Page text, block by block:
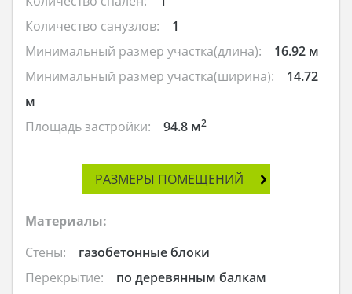
Количество санузлов:
1
Минимальный размер участка(длина):
16.92 м
Минимальный размер участка(ширина):
14.72
м
Площадь застройки:
94.8 м2
РАЗМЕРЫ ПОМЕЩЕНИЙ
Материалы:
Стены:
газобетонные блоки
Перекрытие:
по деревянным балкам